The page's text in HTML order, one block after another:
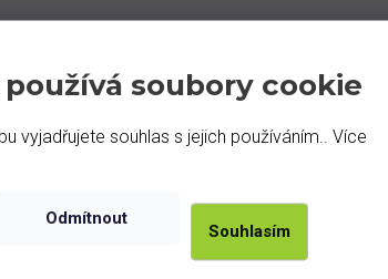
soubory cookie
vyjadřujete souhlas s jejich používáním.. Více
Odmítnout
Souhlasím